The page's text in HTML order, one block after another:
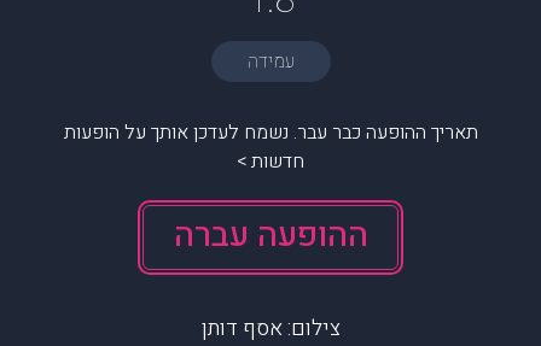
עמידה
תאריך ההופעה כבר עבר. נשמח לעדכן אותך על הופעות
חדשות >
ההופעה עברה
צילום: אסף דותן